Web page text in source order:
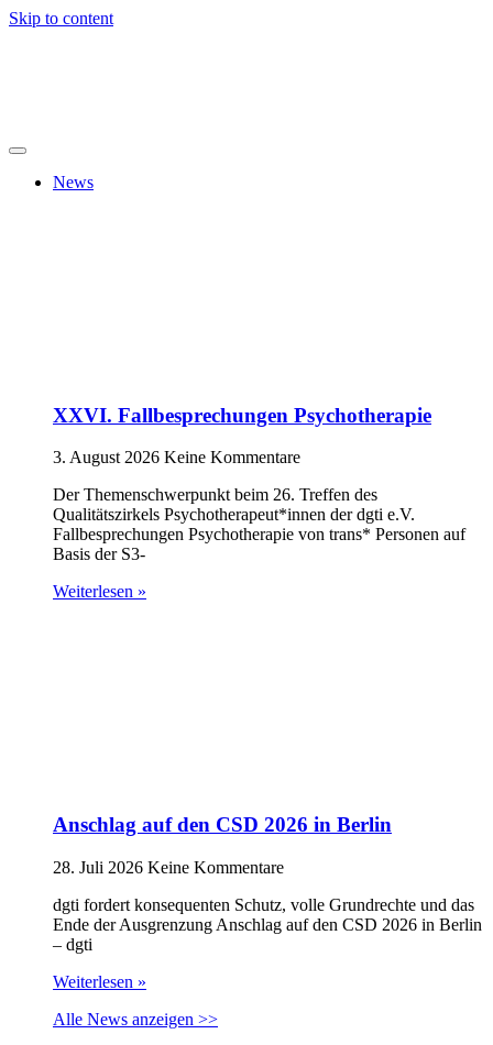
Skip to content
News
XXVI. Fallbesprechungen Psychotherapie
3. August 2026 Keine Kommentare
Der Themenschwerpunkt beim 26. Treffen des
Qualitätszirkels Psychotherapeut*innen der dgti e.V.
Fallbesprechungen Psychotherapie von trans* Personen auf
Basis der S3-
Weiterlesen »
Anschlag auf den CSD 2026 in Berlin
28. Juli 2026 Keine Kommentare
dgti fordert konsequenten Schutz, volle Grundrechte und das
Ende der Ausgrenzung Anschlag auf den CSD 2026 in Berlin
– dgti
Weiterlesen »
Alle News anzeigen >>